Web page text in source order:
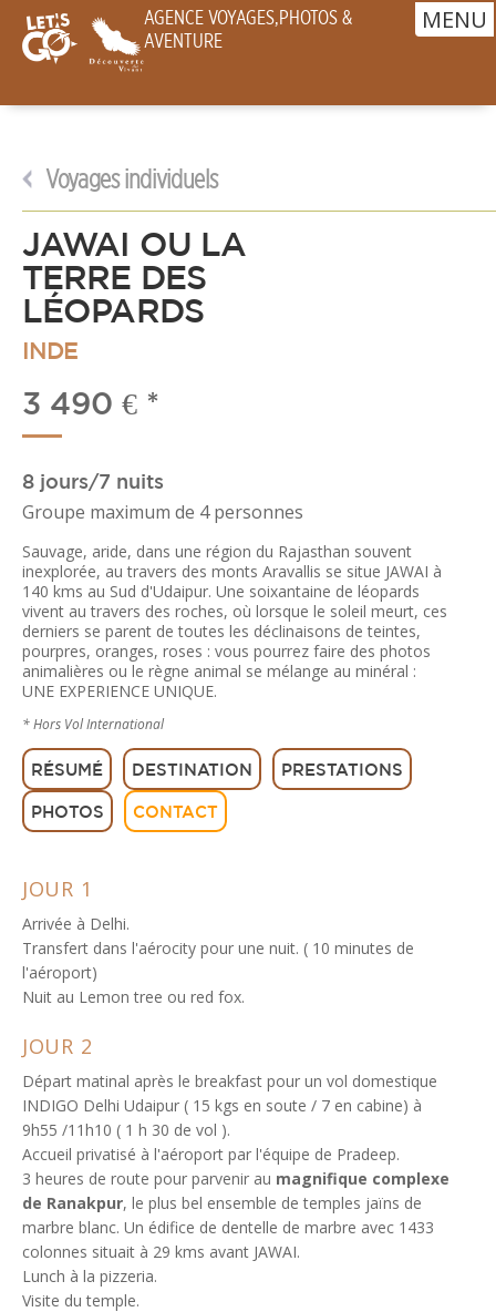
AGENCE VOYAGES,PHOTOS &
AVENTURE
MENU
Voyagesindividuels
JAWAI OU LA
TERRE DES
LÉOPARDS
INDE
3 490 € *
8 jours/7 nuits
Groupe maximum de 4 personnes
Sauvage, aride, dans une région du Rajasthan souvent
inexplorée, au travers des monts Aravallis se situe JAWAI à
140 kms au Sud d'Udaipur. Une soixantaine de léopards
vivent au travers des roches, où lorsque le soleil meurt, ces
derniers se parent de toutes les déclinaisons de teintes,
pourpres, oranges, roses : vous pourrez faire des photos
animalières ou le règne animal se mélange au minéral :
UNE EXPERIENCE UNIQUE.
* Hors Vol International
RÉSUMÉ DESTINATION PRESTATIONS
PHOTOS CONTACT
JOUR 1
Arrivée à Delhi.
Transfert dans l'aérocity pour une nuit. ( 10 minutes de
l'aéroport)
Nuit au Lemon tree ou red fox.
JOUR 2
Départ matinal après le breakfast pour un vol domestique
INDIGO Delhi Udaipur ( 15 kgs en soute / 7 en cabine) à
9h55 /11h10 ( 1 h 30 de vol ).
Accueil privatisé à l'aéroport par l'équipe de Pradeep.
3 heures de route pour parvenir au magnifique complexe
de Ranakpur, le plus bel ensemble de temples jaïns de
marbre blanc. Un édifice de dentelle de marbre avec 1433
colonnes situait à 29 kms avant JAWAI.
Lunch à la pizzeria.
Visite du temple.